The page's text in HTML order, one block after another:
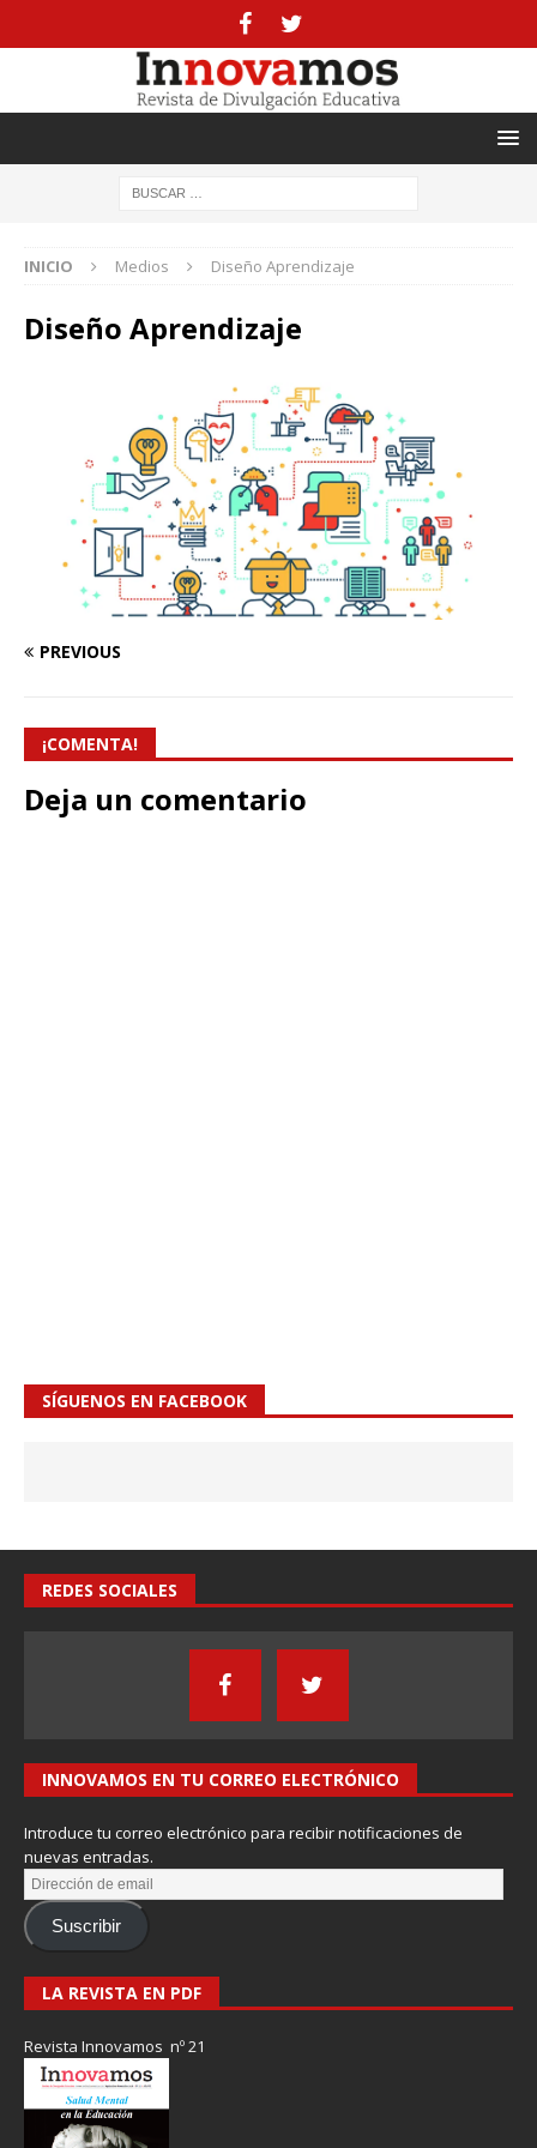
INICIO Medios Diseño Aprendizaje
Diseño Aprendizaje
PREVIOUS
¡COMENTA!
Deja un comentario
SÍGUENOS EN FACEBOOK
REDES SOCIALES
INNOVAMOS EN TU CORREO ELECTRÓNICO
Introduce tu correo electrónico para recibir notificaciones de
nuevas entradas.
Suscribir
LA REVISTA EN PDF
Revista Innovamos nº 21